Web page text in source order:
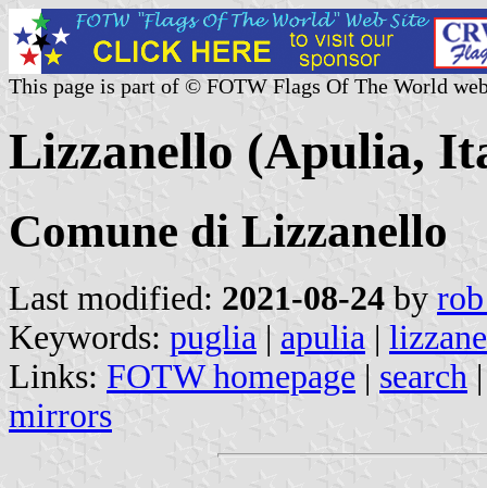
This page is part of © FOTW Flags Of The World
Lizzanello (Apulia,
Comune di Lizzanello
Last modified: 2021-08-24 by
Keywords: puglia | apulia |
Links: FOTW homepage | search
mirrors